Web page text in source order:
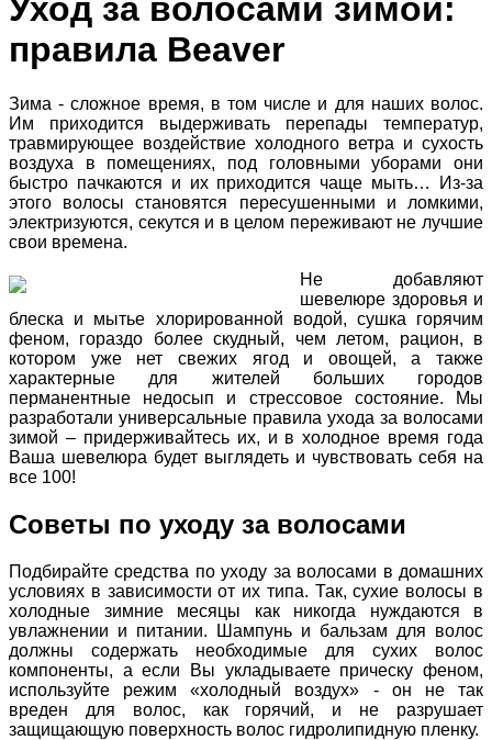
Уход за волосами зимой:
правила Beaver
Зима - сложное время, в том числе и для наших волос.
Им приходится выдерживать перепады температур,
травмирующее воздействие холодного ветра и сухость
воздуха в помещениях, под головными уборами они
быстро пачкаются и их приходится чаще мыть… Из-за
этого волосы становятся пересушенными и ломкими,
электризуются, секутся и в целом переживают не лучшие
свои времена.
Не добавляют
шевелюре здоровья и
блеска и мытье хлорированной водой, сушка горячим
феном, гораздо более скудный, чем летом, рацион, в
котором уже нет свежих ягод и овощей, а также
характерные для жителей больших городов
перманентные недосып и стрессовое состояние. Мы
разработали универсальные правила ухода за волосами
зимой – придерживайтесь их, и в холодное время года
Ваша шевелюра будет выглядеть и чувствовать себя на
все 100!
Советы по уходу за волосами
Подбирайте средства по уходу за волосами в домашних
условиях в зависимости от их типа. Так, сухие волосы в
холодные зимние месяцы как никогда нуждаются в
увлажнении и питании. Шампунь и бальзам для волос
должны содержать необходимые для сухих волос
компоненты, а если Вы укладываете прическу феном,
используйте режим «холодный воздух» - он не так
вреден для волос, как горячий, и не разрушает
защищающую поверхность волос гидролипидную пленку.